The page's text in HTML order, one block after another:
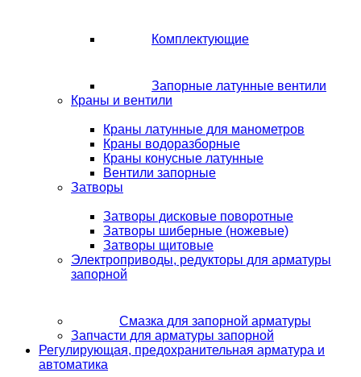
Комплектующие
Запорные латунные вентили
Краны и вентили
Краны латунные для манометров
Краны водоразборные
Краны конусные латунные
Вентили запорные
Затворы
Затворы дисковые поворотные
Затворы шиберные (ножевые)
Затворы щитовые
Электроприводы, редукторы для арматуры
запорной
Смазка для запорной арматуры
Запчасти для арматуры запорной
Регулирующая, предохранительная арматура и
автоматика